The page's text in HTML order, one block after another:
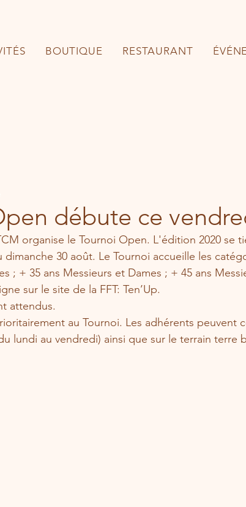
BOUTIQUE RESTAURANT
débute ce
organise le Tournoi Open. L'édition 2020 se
dimanche 30 août. Le Tournoi accueille les
; + 35 ans Messieurs et Dames ; + 45 ans
sur le site de la FFT: Ten’Up.
attendus.
au Tournoi. Les adhérents peuvent
lundi au vendredi) ainsi que sur le terrain terre